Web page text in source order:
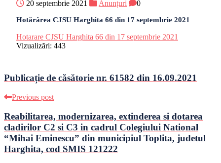
20 septembrie 2021 Anunțuri 0
Hotărârea CJSU Harghita 66 din 17 septembrie 2021
Hotarare CJSU Harghita 66 din 17 septembrie 2021
Vizualizări: 443
Publicație de căsătorie nr. 61582 din 16.09.2021
Previous post
Reabilitarea, modernizarea, extinderea si dotarea
cladirilor C2 si C3 in cadrul Colegiului National
“Mihai Eminescu” din municipiul Toplita, judetul
Harghita, cod SMIS 121222